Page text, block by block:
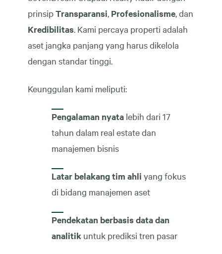
prinsipTransparansi, Profesionalisme, dan
Kredibilitas. Kami percaya properti adalah
aset jangka panjang yang harus dikelola
dengan standar tinggi.
Keunggulan kami meliputi:
Pengalaman nyata lebih dari 17
tahun dalam real estate dan
manajemen bisnis
Latar belakang tim ahli yang fokus
di bidang manajemen aset
Pendekatan berbasis data dan
analitik untuk prediksi tren pasar